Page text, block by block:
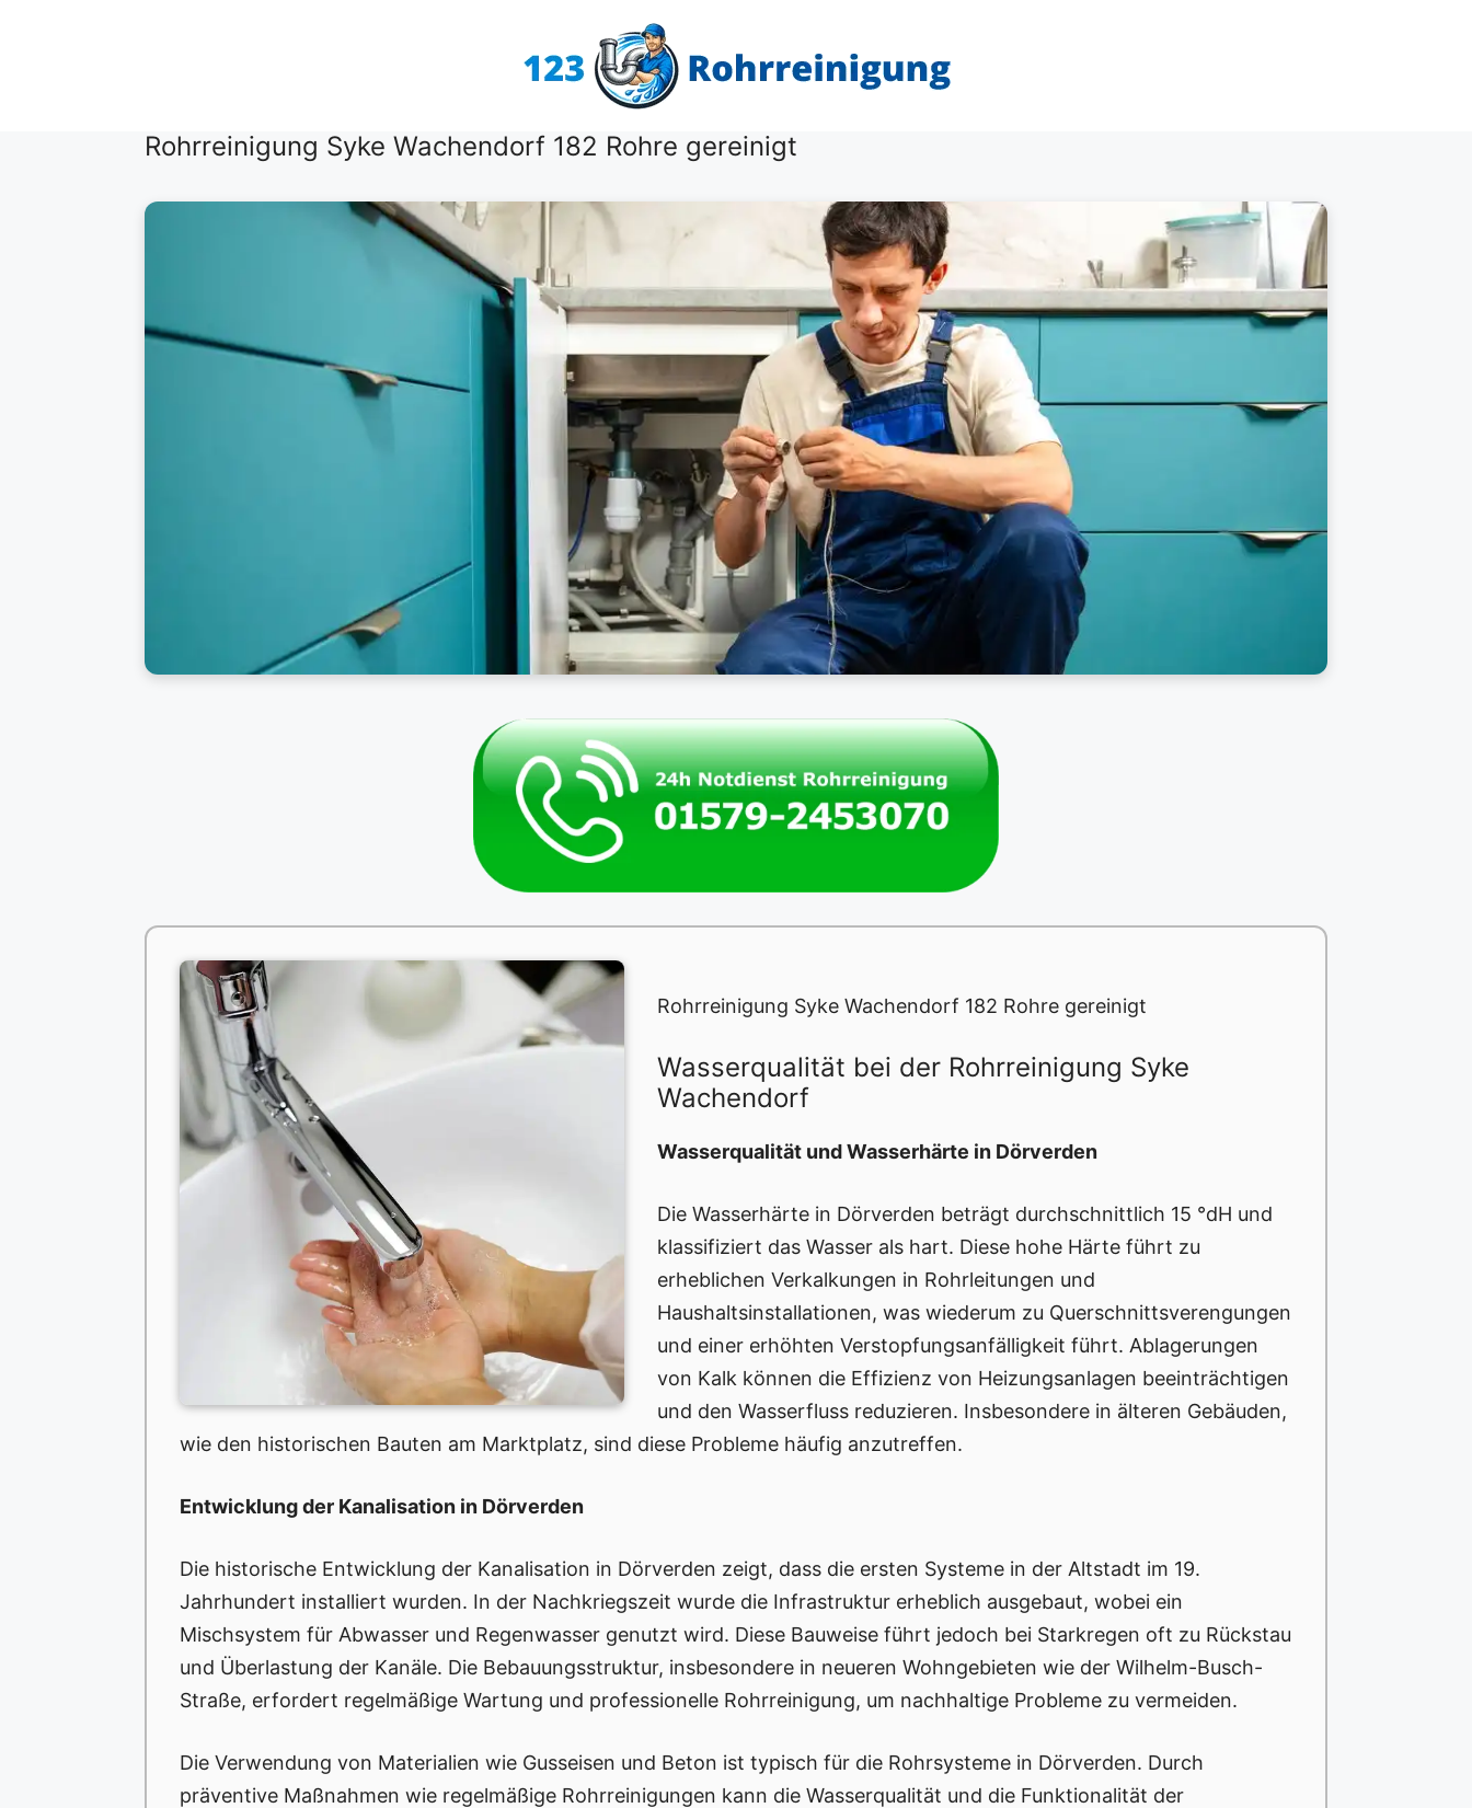
Rohrreinigung Syke Wachendorf 182 Rohre gereinigt
Rohrreinigung Syke Wachendorf 182 Rohre gereinigt
Wasserqualität bei der Rohrreinigung Syke
Wachendorf
Wasserqualität und Wasserhärte in Dörverden
Die Wasserhärte in Dörverden beträgt durchschnittlich 15 °dH und
klassifiziert das Wasser als hart. Diese hohe Härte führt zu
erheblichen Verkalkungen in Rohrleitungen und
Haushaltsinstallationen, was wiederum zu Querschnittsverengungen
und einer erhöhten Verstopfungsanfälligkeit führt. Ablagerungen
von Kalk können die Effizienz von Heizungsanlagen beeinträchtigen
und den Wasserfluss reduzieren. Insbesondere in älteren Gebäuden,
wie den historischen Bauten am Marktplatz, sind diese Probleme häufig anzutreffen.
Entwicklung der Kanalisation in Dörverden
Die historische Entwicklung der Kanalisation in Dörverden zeigt, dass die ersten Systeme in der Altstadt im 19.
Jahrhundert installiert wurden. In der Nachkriegszeit wurde die Infrastruktur erheblich ausgebaut, wobei ein
Mischsystem für Abwasser und Regenwasser genutzt wird. Diese Bauweise führt jedoch bei Starkregen oft zu Rückstau
und Überlastung der Kanäle. Die Bebauungsstruktur, insbesondere in neueren Wohngebieten wie der Wilhelm-Busch-
Straße, erfordert regelmäßige Wartung und professionelle Rohrreinigung, um nachhaltige Probleme zu vermeiden.
Die Verwendung von Materialien wie Gusseisen und Beton ist typisch für die Rohrsysteme in Dörverden. Durch
präventive Maßnahmen wie regelmäßige Rohrreinigungen kann die Wasserqualität und die Funktionalität der